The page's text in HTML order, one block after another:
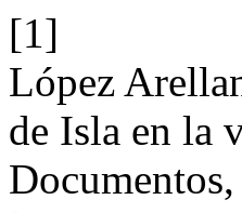
[1]
López
de Isla en la